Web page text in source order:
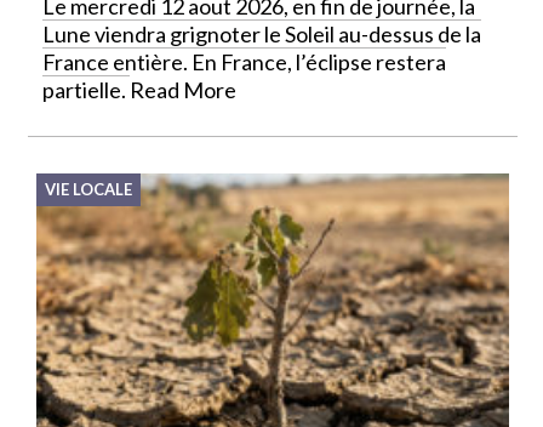
Le mercredi 12 aout 2026, en fin de journée, la
Lune viendra grignoter le Soleil au-dessus de la
France entière. En France, l’éclipse restera
partielle. Read More
VIE LOCALE